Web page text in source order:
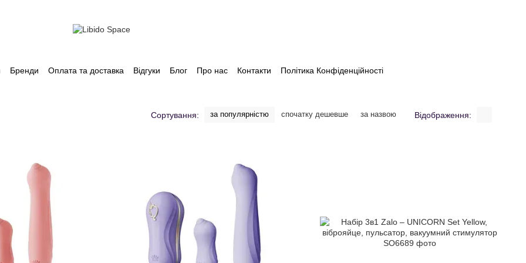
Бренди Оплата та доставка Відгуки Блог Про нас Контакти Політика Конфіденційності
Сортування: за популярністю спочатку дешевше за назвою Відображення: